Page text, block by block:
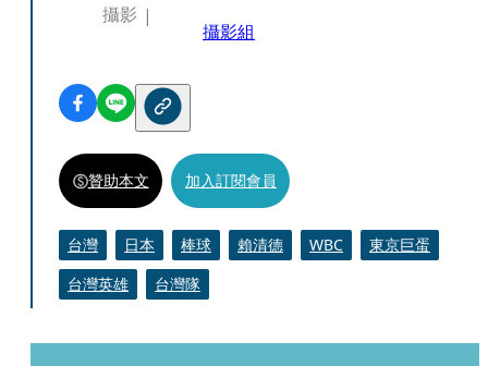
攝影
攝影組
贊助本文 加入訂閱會員
台灣 日本 棒球 賴清德 WBC
東京巨蛋
台灣英雄
台灣隊